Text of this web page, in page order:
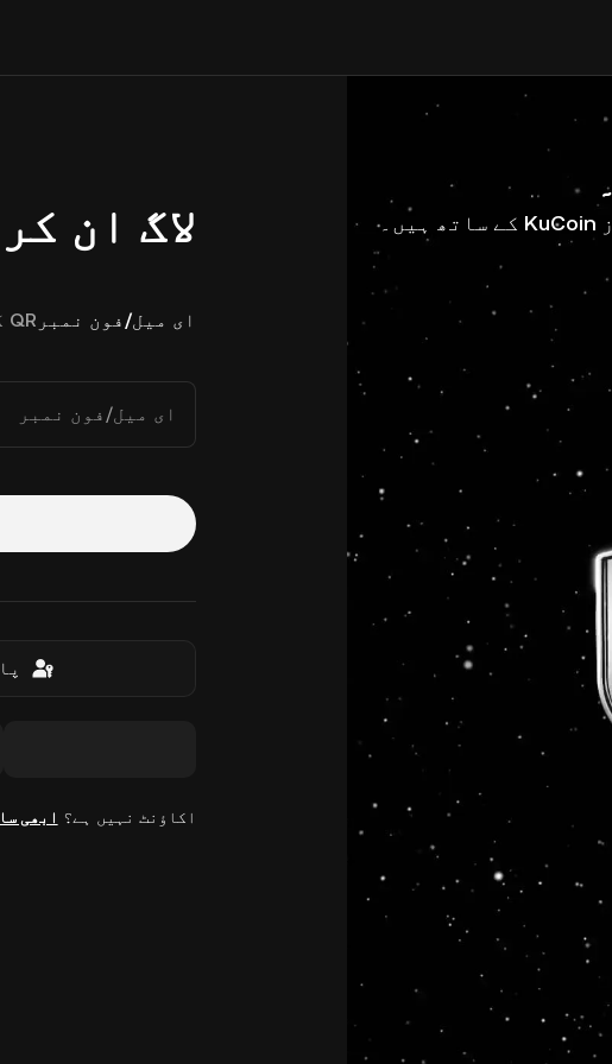
لاگ ان
ای میل/فون نمبر QR کوڈ
ای میل/فون نمبر
اکاؤنٹ نہیں ہے؟ ابھی